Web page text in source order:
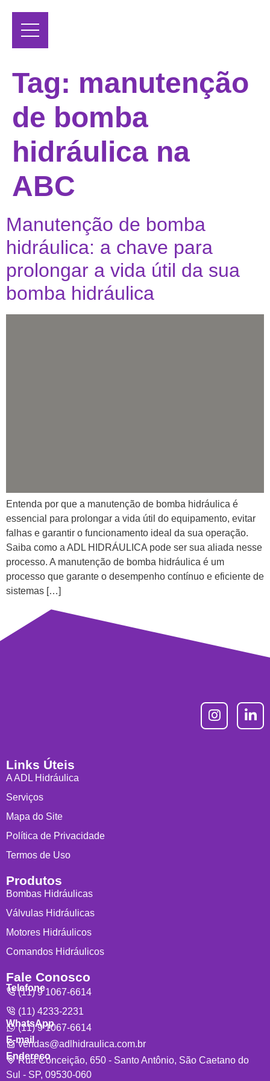
Tag: manutenção
de bomba
hidráulica na
ABC
Manutenção de bomba
hidráulica: a chave para
prolongar a vida útil da sua
bomba hidráulica
Entenda por que a manutenção de bomba hidráulica é
essencial para prolongar a vida útil do equipamento, evitar
falhas e garantir o funcionamento ideal da sua operação.
Saiba como a ADL HIDRÁULICA pode ser sua aliada nesse
processo. A manutenção de bomba hidráulica é um
processo que garante o desempenho contínuo e eficiente de
sistemas […]
Links Úteis
A ADL Hidráulica
Serviços
Mapa do Site
Política de Privacidade
Termos de Uso
Produtos
Bombas Hidráulicas
Válvulas Hidráulicas
Motores Hidráulicos
Comandos Hidráulicos
Fale Conosco
Telefone
(11) 9 1067-6614
(11) 4233-2231
WhatsApp
(11) 9 1067-6614
E-mail
vendas@adlhidraulica.com.br
Endereço
Rua Conceição, 650 - Santo Antônio, São Caetano do
Sul - SP, 09530-060